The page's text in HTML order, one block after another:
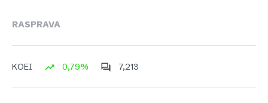
RASPRAVA
KOEI 0,79% 7,213